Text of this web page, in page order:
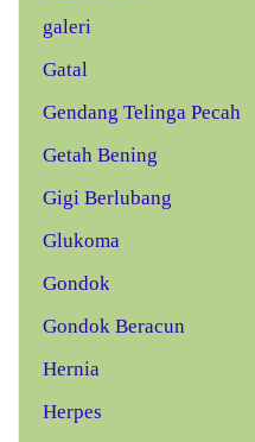
galeri
Gatal
Gendang Telinga Pecah
Getah Bening
Gigi Berlubang
Glukoma
Gondok
Gondok Beracun
Hernia
Herpes